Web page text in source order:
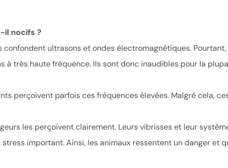
il nocifs ?
confondent ultrasons et ondes électromagnétiques.
à très haute fréquence. Ils sont donc inaudibles pour la
perçoivent parfois ces fréquences élevées. Malgré cela,
les perçoivent clairement. Leurs vibrisses et leur
important. Ainsi, les animaux ressentent un danger et